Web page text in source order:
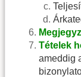
Tételek
ameddig